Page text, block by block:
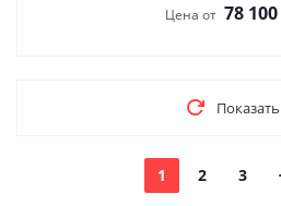
Цена от 78 100
1 2 3